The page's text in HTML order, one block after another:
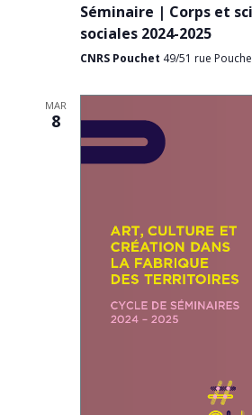
Séminaire | Corps et
sociales 2024-2025
CNRS Pouchet 49/51 rue
MAR
8